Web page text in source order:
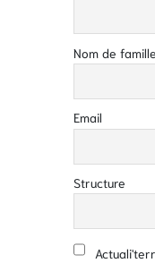
Nom de famille
Email
Structure